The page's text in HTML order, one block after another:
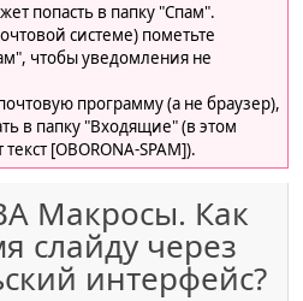
попасть в папку "Спам".
системе) пометьте
чтобы уведомления не
программу (а не браузер),
в папку "Входящие" (в этом
[OBORONA-SPAM]).
Макросы. Как
слайду через
интерфейс?